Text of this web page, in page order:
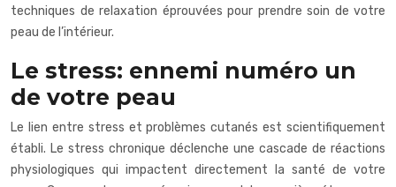
techniques de relaxation éprouvées pour prendre soin de votre
peau de l’intérieur.
Le stress: ennemi numéro un
de votre peau
Le lien entre stress et problèmes cutanés est scientifiquement
établi. Le stress chronique déclenche une cascade de réactions
physiologiques qui impactent directement la santé de votre